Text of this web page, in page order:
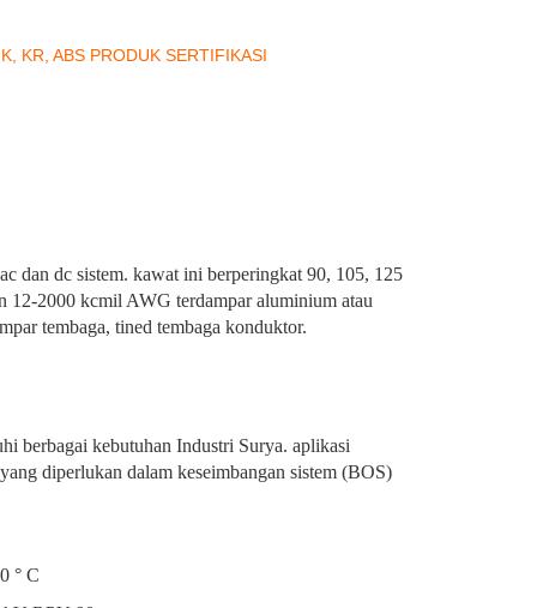
KR, ABS PRODUK SERTIFIKASI
dan dc sistem. kawat ini berperingkat 90, 105, 125
12-2000 kcmil AWG terdampar aluminium atau
tembaga, tined tembaga konduktor.
berbagai kebutuhan Industri Surya. aplikasi
diperlukan dalam keseimbangan sistem (BOS)
° C